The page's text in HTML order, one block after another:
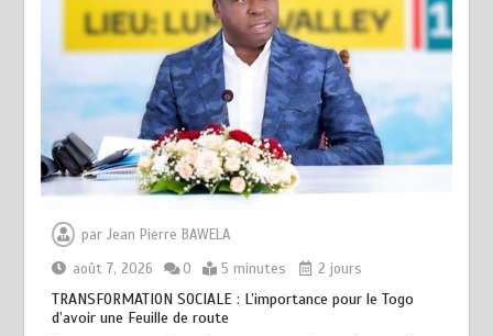
parJean Pierre BAWELA
août 7, 2026
0 5 minutes 2 jours
TRANSFORMATION SOCIALE : L’importance pour le Togo
d’avoir une Feuille de route